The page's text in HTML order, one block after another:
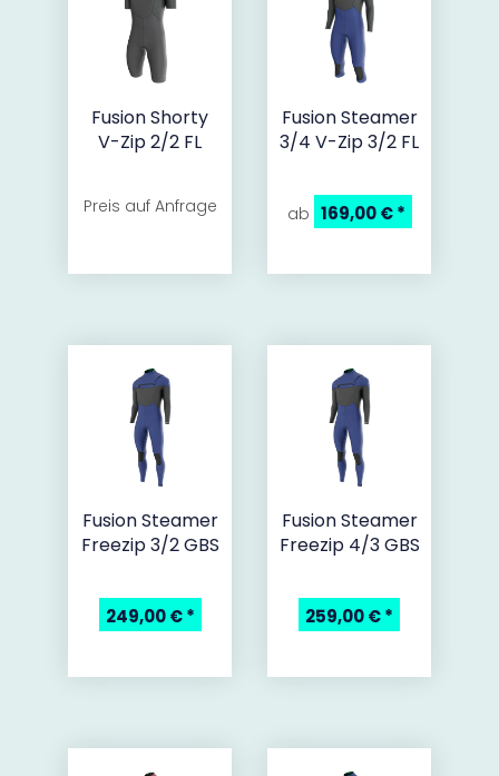
Fusion Shorty
V-Zip 2/2 FL
Preis auf Anfrage
Fusion Steamer
3/4 V-Zip 3/2 FL
ab 169,00 €*
Fusion Steamer
Freezip 3/2 GBS
249,00 €*
Fusion Steamer
Freezip 4/3 GBS
259,00 €*